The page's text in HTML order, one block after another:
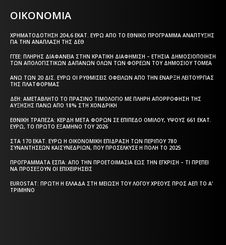
ΟΙΚΟΝΟΜΙΑ
ΧΡΗΜΑΤΟΔΌΤΗΣΗ 204,6 ΕΚΑΤ. ΕΥΡΏ ΑΠΌ ΤΟ ΕΘΝΙΚΌ ΠΡΌΓΡΑΜΜΑ ΑΝΆΠΤΥΞΗΣ
ΓΙΑ ΤΗΝ ΑΝΆΠΛΑΣΗ ΤΗΣ ΔΕΘ
ΓΓΕΕ: ΠΛΉΡΗΣ ΔΙΑΦΆΝΕΙΑ ΣΤΗΝ ΚΡΑΤΙΚΉ ΔΙΑΦΉΜΙΣΗ – EΤΉΣΙΑ ΔΗΜΟΣΙΟΠΟΊΗΣΗ
ΤΩΝ ΑΠΟΛΟΓΙΣΤΙΚΏΝ ΔΑΠΑΝΏΝ ΌΛΩΝ ΤΩΝ ΦΟΡΈΩΝ ΤΟΥ ΔΗΜΟΣΊΟΥ ΤΟΜΈΑ
ΆΝΩ ΤΩΝ 20 ΔΙΣ. ΕΥΡΏ ΟΙ ΡΥΘΜΊΣΕΙΣ ΟΦΕΙΛΏΝ ΑΠΌ ΤΗΝ ΈΝΑΡΞΗ ΛΕΙΤΟΥΡΓΊΑΣ
ΤΗΣ ΠΛΑΤΦΌΡΜΑΣ
ΔΕΗ: ΑΜΕΤΆΒΛΗΤΟ ΤΟ ΠΡΆΣΙΝΟ ΤΙΜΟΛΌΓΙΟ ΜΕ ΠΛΉΡΗ ΑΠΟΡΡΌΦΗΣΗ ΤΗΣ
ΑΎΞΗΣΗΣ ΠΆΝΩ ΑΠΌ 18% ΣΤΗ ΧΟΝΔΡΙΚΉ
ΕΘΝΙΚΉ ΤΡΆΠΕΖΑ: ΚΈΡΔΗ ΜΕΤΆ ΦΌΡΩΝ ΣΕ ΕΠΊΠΕΔΟ ΟΜΊΛΟΥ, ΎΨΟΥΣ 661 ΕΚΑΤ.
ΕΥΡΏ, ΤΟ ΠΡΏΤΟ ΕΞΆΜΗΝΟ ΤΟΥ 2026
ΣΤΑ 170 ΕΚΑΤ. ΕΥΡΏ Η ΟΙΚΟΝΟΜΙΚΉ ΕΠΊΔΡΑΣΗ ΤΩΝ ΠΕΡΊΠΟΥ 780
ΣΥΝΑΝΤΉΣΕΩΝ ΚΑΙΣΥΝΕΔΡΊΩΝ, ΠΟΥ ΠΡΟΣΈΛΚΥΣΕ Η ΠΌΛΗ ΤΟ 2025
ΠΡΟΓΡΆΜΜΑΤΑ EΣΠΑ: ΑΠΌ ΤΗΝ ΠΡΟΕΤΟΙΜΑΣΊΑ ΈΩΣ ΤΗΝ ΈΓΚΡΙΣΗ – ΤΙ ΠΡΈΠΕΙ
ΝΑ ΠΡΟΣΈΞΟΥΝ ΟΙ ΕΠΙΧΕΙΡΉΣΕΙΣ
EUROSTAT: ΠΡΏΤΗ Η ΕΛΛΆΔΑ ΣΤΗ ΜΕΊΩΣΗ ΤΟΥ ΛΌΓΟΥ ΧΡΈΟΥΣ ΠΡΟΣ ΑΕΠ ΤΟ Α’
ΤΡΊΜΗΝΟ